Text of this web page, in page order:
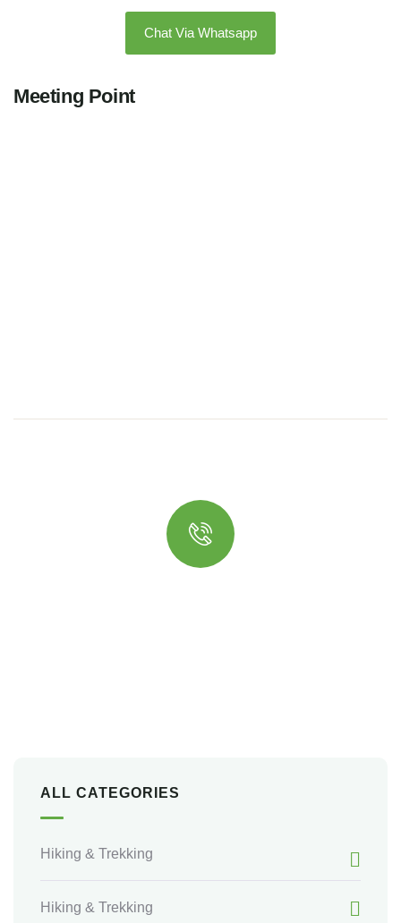
Chat Via Whatsapp
Meeting Point
ALL CATEGORIES
Hiking & Trekking
Hiking & Trekking